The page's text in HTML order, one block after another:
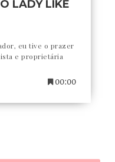
LADY LIKE
eu tive o prazer
e proprietária
00:00